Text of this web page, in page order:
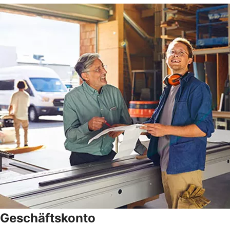
Geschäftskonto